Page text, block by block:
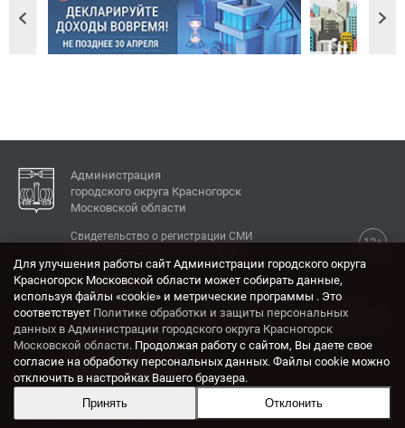
Администрация
городского округа Красногорск
Московской области
12+
Свидетельство о регистрации СМИ
КОНТАКТЫ
Адрес: 143404, Московская область, г. Красногорск,
ул. Ленина, дом 4.
Электронная почта:
krasrn@mosreg.ru
Разработка и поддержка сайта ADN
Для улучшения работы сайт Администрации городского округа
Красногорск Московской области может собирать данные,
используя файлы «cookie» и метрические программы . Это
соответствует Политике обработки и защиты персональных
данных в Администрации городского округа Красногорск
Московской области. Продолжая работу с сайтом, Вы даете свое
согласие на обработку персональных данных. Файлы cookie можно
отключить в настройках Вашего браузера.
Принять
Отклонить